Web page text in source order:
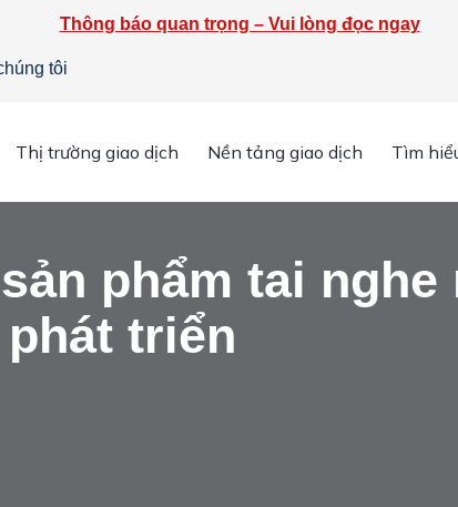
Thông báo quan trọng – Vui lòng đọc ngay
tôi
Thị trường giao dịch Nền tảng giao dịch Tìm
phẩm tai
triển